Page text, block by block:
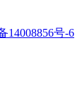
14008856号-6